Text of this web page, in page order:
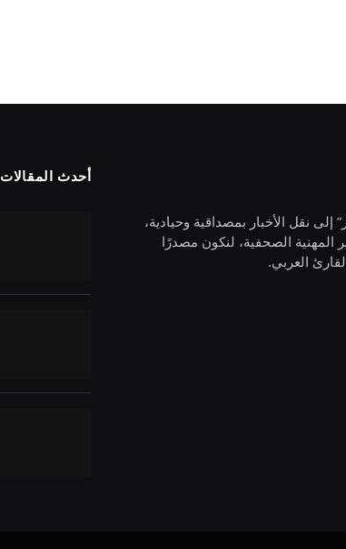
نقل الأخبار بمصداقية وحيادية،
المهنية الصحفية، لنكون مصدرًا
العربي.
أحدث المقالات